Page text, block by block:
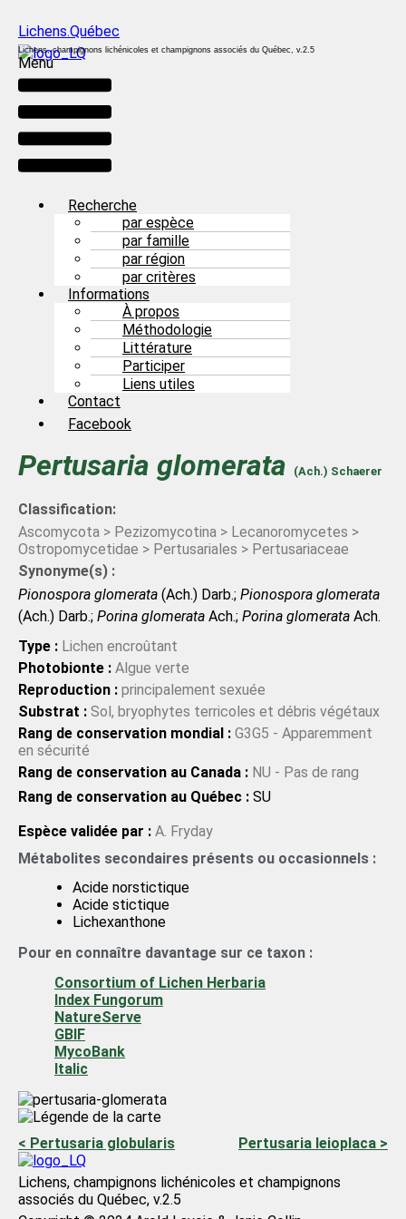
Lichens.Québec
Lichens, champignons lichénicoles et champignons associés du Québec, v.2.5
Menu
Recherche
par espèce
par famille
par région
par critères
Informations
À propos
Méthodologie
Littérature
Participer
Liens utiles
Contact
Facebook
Pertusaria glomerata (Ach.) Schaerer
Classification:
Ascomycota > Pezizomycotina > Lecanoromycetes >
Ostropomycetidae > Pertusariales > Pertusariaceae
Synonyme(s) :
Pionospora glomerata (Ach.) Darb.; Pionospora glomerata
(Ach.) Darb.; Porina glomerata Ach.; Porina glomerata Ach.
Type : Lichen encroûtant
Photobionte : Algue verte
Reproduction : principalement sexuée
Substrat : Sol, bryophytes terricoles et débris végétaux
Rang de conservation mondial : G3G5 - Apparemment
en sécurité
Rang de conservation au Canada : NU - Pas de rang
Rang de conservation au Québec : SU
Espèce validée par : A. Fryday
Métabolites secondaires présents ou occasionnels :
Acide norstictique
Acide stictique
Lichexanthone
Pour en connaître davantage sur ce taxon :
Consortium of Lichen Herbaria
Index Fungorum
NatureServe
GBIF
MycoBank
Italic
< Pertusaria globularis Pertusaria leioplaca >
Lichens, champignons lichénicoles et champignons
associés du Québec, v.2.5